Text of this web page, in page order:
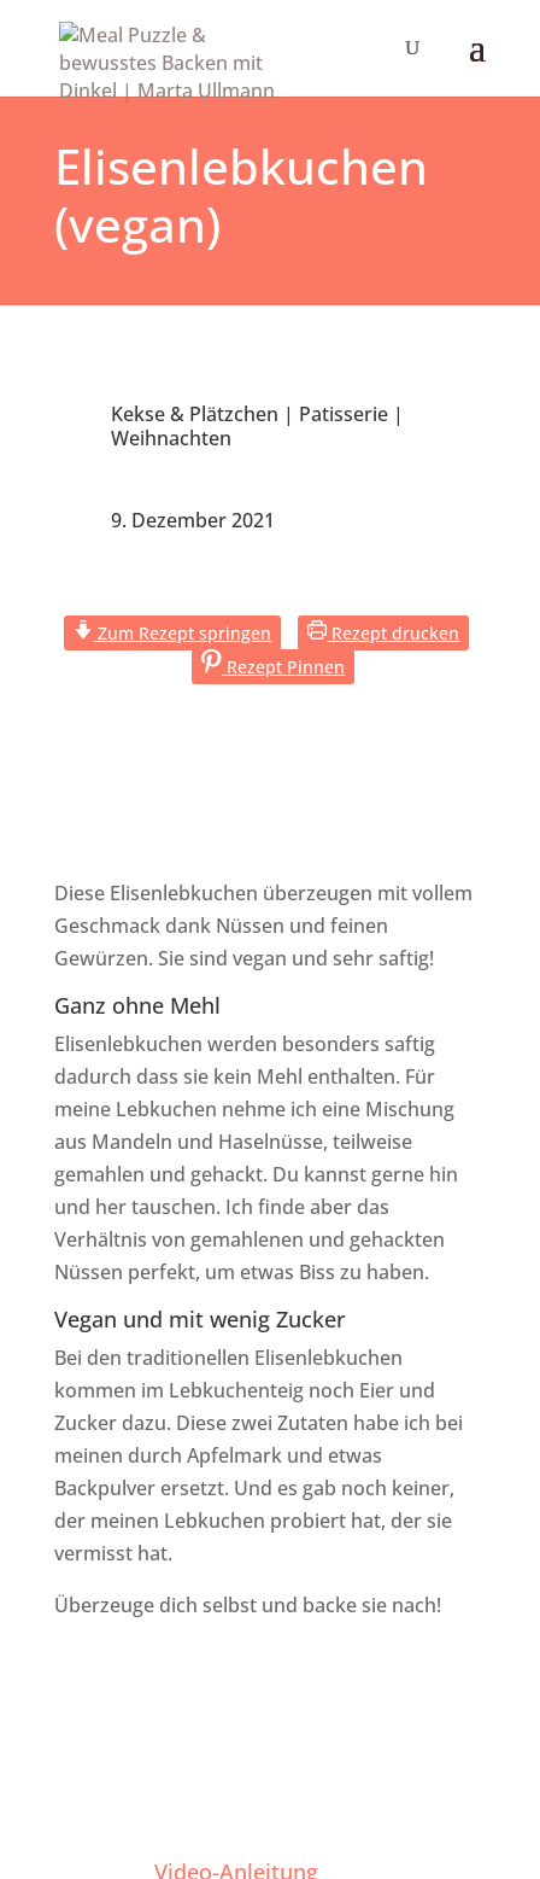
Elisenlebkuchen
(vegan)
Kekse & Plätzchen | Patisserie|
Weihnachten
9. Dezember 2021
Zum Rezept springen
Rezept drucken
Rezept Pinnen
Diese Elisenlebkuchen überzeugen mit vollem
Geschmack dank Nüssen und feinen
Gewürzen. Sie sind vegan und sehr saftig!
Ganz ohne Mehl
Elisenlebkuchen werden besonders saftig
dadurch dass sie kein Mehl enthalten. Für
meine Lebkuchen nehme ich eine Mischung
aus Mandeln und Haselnüsse, teilweise
gemahlen und gehackt. Du kannst gerne hin
und her tauschen. Ich finde aber das
Verhältnis von gemahlenen und gehackten
Nüssen perfekt, um etwas Biss zu haben.
Vegan und mit wenig Zucker
Bei den traditionellen Elisenlebkuchen
kommen im Lebkuchenteig noch Eier und
Zucker dazu. Diese zwei Zutaten habe ich bei
meinen durch Apfelmark und etwas
Backpulver ersetzt. Und es gab noch keiner,
der meinen Lebkuchen probiert hat, der sie
vermisst hat.
Überzeuge dich selbst und backe sie nach!
Video-Anleitung